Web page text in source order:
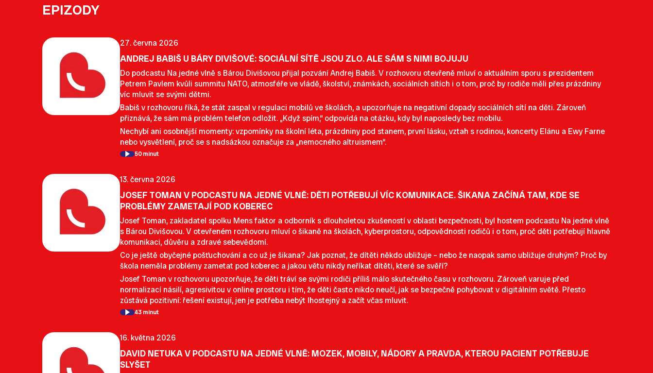
EPIZODY
27. června 2026
ANDREJ BABIŠ U BÁRY DIVIŠOVÉ: SOCIÁLNÍ SÍTĚ JSOU ZLO. ALE SÁM S NIMI BOJUJU
Do podcastu Na jedné vlně s Bárou Divišovou přijal pozvání Andrej Babiš. V rozhovoru otevřeně mluví o aktuálním sporu s prezidentem
Petrem Pavlem kvůli summitu NATO, atmosféře ve vládě, školství, známkách, sociálních sítích i o tom, proč by rodiče měli přes prázdniny
víc mluvit se svými dětmi.
Babiš v rozhovoru říká, že stát zaspal v regulaci mobilů ve školách, a upozorňuje na negativní dopady sociálních sítí na děti. Zároveň
přiznává, že sám má problém telefon odložit. „Když spím,“ odpovídá na otázku, kdy byl naposledy bez mobilu.
Nechybí ani osobnější momenty: vzpomínky na školní léta, prázdniny pod stanem, první lásku, vztah s rodinou, koncerty Elánu a Ewy Farne
nebo vysvětlení, proč se s nadsázkou označuje za „nemocného altruismem“.
50 minut
13. června 2026
JOSEF TOMAN V PODCASTU NA JEDNÉ VLNĚ: DĚTI POTŘEBUJÍ VÍC KOMUNIKACE. ŠIKANA ZAČÍNÁ TAM, KDE SE
PROBLÉMY ZAMETAJÍ POD KOBEREC
Josef Toman, zakladatel spolku Mens faktor a odborník s dlouholetou zkušeností v oblasti bezpečnosti, byl hostem podcastu Na jedné vlně
s Bárou Divišovou. V otevřeném rozhovoru mluví o šikaně na školách, kyberprostoru, odpovědnosti rodičů i o tom, proč děti potřebují hlavně
komunikaci, důvěru a zdravé sebevědomí.
Co je ještě obyčejné pošťuchování a co už je šikana? Jak poznat, že dítěti někdo ubližuje – nebo že naopak samo ubližuje druhým? Proč by
škola neměla problémy zametat pod koberec a jakou větu nikdy neříkat dítěti, které se svěří?
Josef Toman v rozhovoru upozorňuje, že děti tráví se svými rodiči příliš málo skutečného času v rozhovoru. Zároveň varuje před
normalizací násilí, agresivitou v online prostoru i tím, že děti často nikdo neučí, jak se bezpečně pohybovat v digitálním světě. Přesto
zůstává pozitivní: řešení existují, jen je potřeba nebýt lhostejný a začít včas mluvit.
43 minut
16. května 2026
DAVID NETUKA V PODCASTU NA JEDNÉ VLNĚ: MOZEK, MOBILY, NÁDORY A PRAVDA, KTEROU PACIENT POTŘEBUJE
SLYŠET